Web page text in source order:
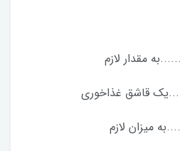
مقدار لازم
قاشق غذاخوری
میزان لازم